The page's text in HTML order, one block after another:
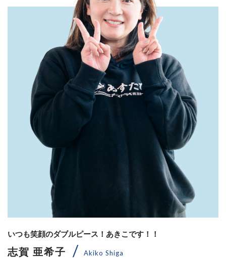
いつも笑顔のダブルピース！あきこです！！
志賀 亜希子 Akiko Shiga